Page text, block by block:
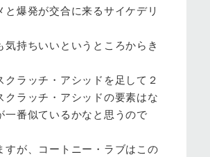
爆発が交合に来るサイケデリ
持ちいいというところからき
ラッチ・アシッドを足して２
ラッチ・アシッドの要素はな
一番似ているかなと思うので
が、コートニー・ラブはこの